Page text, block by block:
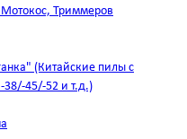
Триммеров
(Китайские пилы с
38/-45/-52 и т.д.)